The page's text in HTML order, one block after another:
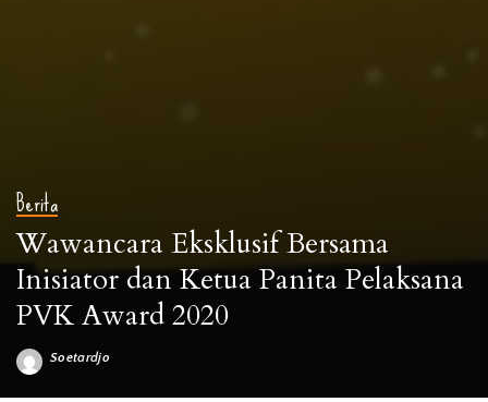
Berita
Wawancara Eksklusif Bersama
Inisiator dan Ketua Panita Pelaksana
PVK Award 2020
Posted
Soetardjo